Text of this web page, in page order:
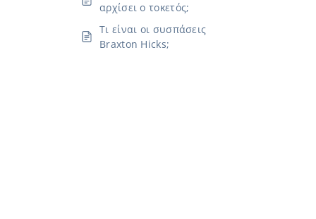
αρχίσει ο τοκετός;
Τι είναι οι συσπάσεις
Braxton Hicks;